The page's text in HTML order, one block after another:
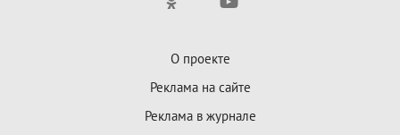
О проекте
Реклама на сайте
Реклама в журнале